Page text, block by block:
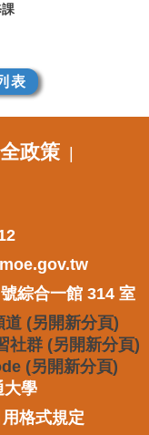
表
政策|
綜合一館 314 室
大學
格式規定